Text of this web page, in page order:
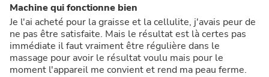
Machine qui fonctionne bien
Je l'ai acheté pour la graisse et la cellulite, j'avais peur de
ne pas être satisfaite. Mais le résultat est là certes pas
immédiate il faut vraiment être régulière dans le
massage pour avoir le résultat voulu mais pour le
moment l'appareil me convient et rend ma peau ferme.